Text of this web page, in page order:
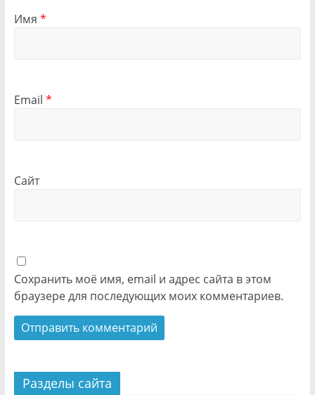
Имя *
Email *
Сайт
Сохранить моё имя, email и адрес сайта в этом
браузере для последующих моих комментариев.
Разделы сайта